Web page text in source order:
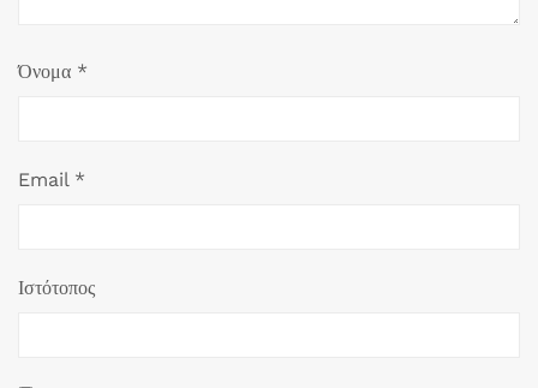
Όνομα *
Email *
Ιστότοπος